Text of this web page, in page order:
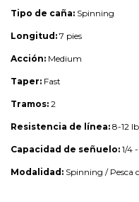
Tipo de caña: Spinning
Longitud: 7 pies
Acción: Medium
Taper: Fast
Tramos: 2
Resistencia de línea: 8-12 lb
Capacidad de señuelo: 1/4
Modalidad: Spinning / Pesca